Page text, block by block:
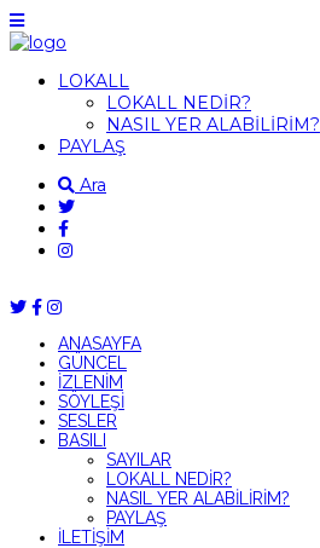
LOKALL
LOKALL NEDİR?
NASIL YER ALABİLİRİM?
PAYLAŞ
Ara
ANASAYFA
GÜNCEL
İZLENİM
SÖYLEŞİ
SESLER
BASILI
SAYILAR
LOKALL NEDİR?
NASIL YER ALABİLİRİM?
PAYLAŞ
İLETİŞİM